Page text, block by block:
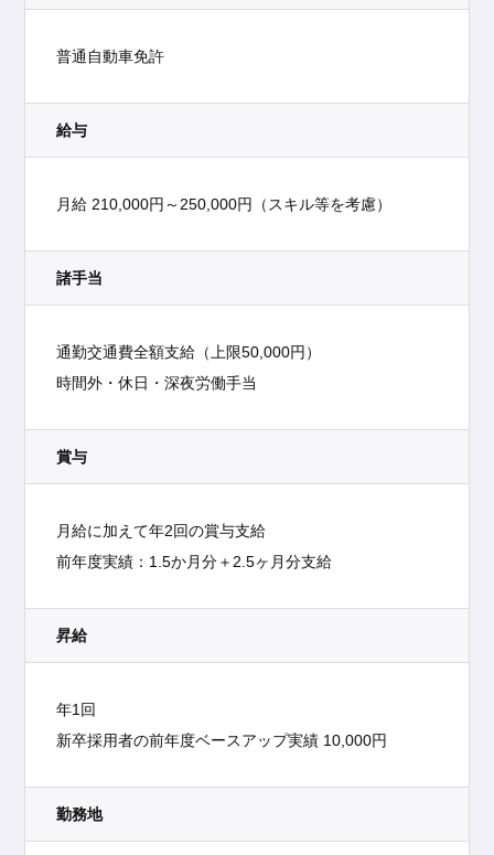
普通自動車免許
給与
月給 210,000円～250,000円（スキル等を考慮）
諸手当
通勤交通費全額支給（上限50,000円）
時間外・休日・深夜労働手当
賞与
月給に加えて年2回の賞与支給
前年度実績：1.5か月分＋2.5ヶ月分支給
昇給
年1回
新卒採用者の前年度ベースアップ実績 10,000円
勤務地